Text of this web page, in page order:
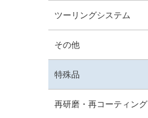
ツーリングシステム
その他
特殊品
再研磨・再コーティング